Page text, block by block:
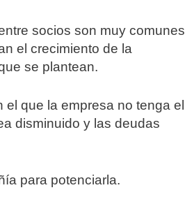
socios son muy comunes
el crecimiento de la
se plantean.
que la empresa no tenga el
disminuido y las deudas
para potenciarla.